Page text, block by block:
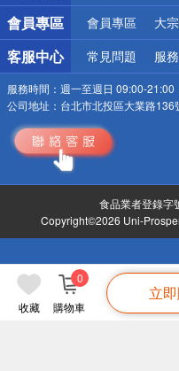
收藏 購物車
0
立
會員專區 會員專區 大
客服中心 常見問題 服
服務時間： 週一至週日 09:00-21:00
公司地址： 台北市北投區大業路136
食品業者登錄字
Copyright©2026 Uni-